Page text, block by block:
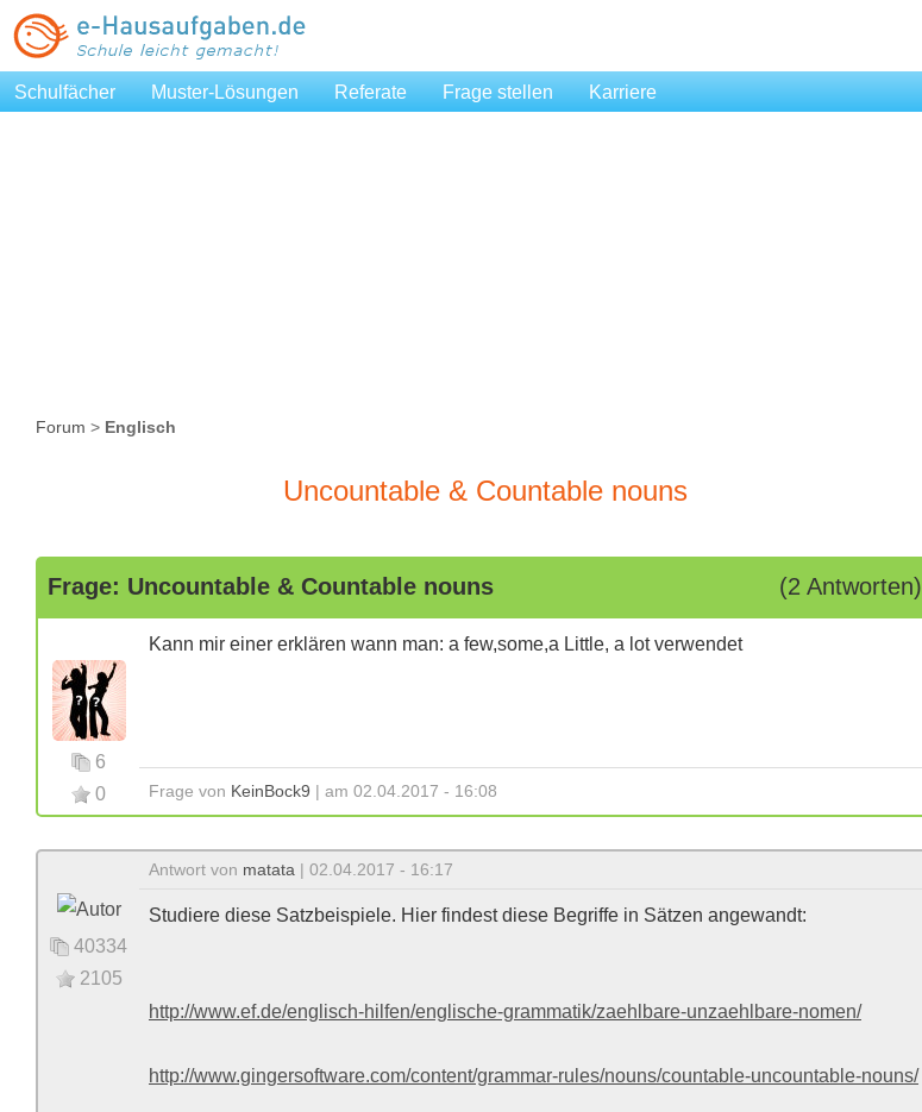
Schulfächer Muster-Lösungen Referate Frage stellen Karriere
Forum > Englisch
Uncountable & Countable nouns
Frage: Uncountable & Countable nouns (2 Antworten)
6
0
Kann mir einer erklären wann man: a few,some,a Little, a lot verwendet
Frage von KeinBock9 | am 02.04.2017 - 16:08
40334
2105
Antwort von matata | 02.04.2017 - 16:17
Studiere diese Satzbeispiele. Hier findest diese Begriffe in Sätzen angewandt:
http://www.ef.de/englisch-hilfen/englische-grammatik/zaehlbare-unzaehlbare-nomen/
http://www.gingersoftware.com/content/grammar-rules/nouns/countable-uncountable-nouns/